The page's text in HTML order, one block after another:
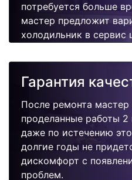
потребуется больше
мастер предложит
холодильник в сервис
Гарантия
После ремонта мастер
проделанные работы 2
даже по истечению
долгие годы не
дискомфорт с
проблем.